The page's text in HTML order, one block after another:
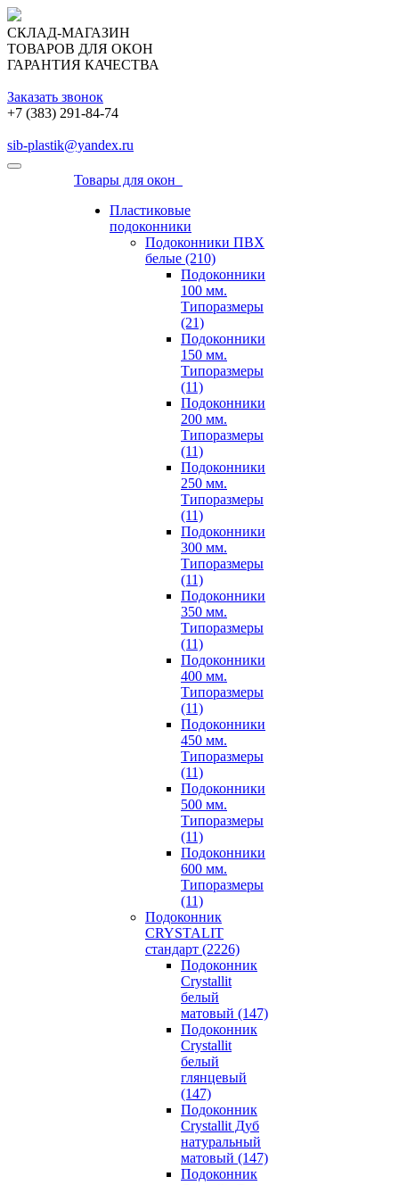
СКЛАД-МАГАЗИН
ТОВАРОВ ДЛЯ ОКОН
ГАРАНТИЯ КАЧЕСТВА
Заказать звонок
+7 (383) 291-84-74
sib-plastik@yandex.ru
Товары для окон
Пластиковые
подоконники
Подоконники ПВХ
белые (210)
Подоконники
100 мм.
Типоразмеры
(21)
Подоконники
150 мм.
Типоразмеры
(11)
Подоконники
200 мм.
Типоразмеры
(11)
Подоконники
250 мм.
Типоразмеры
(11)
Подоконники
300 мм.
Типоразмеры
(11)
Подоконники
350 мм.
Типоразмеры
(11)
Подоконники
400 мм.
Типоразмеры
(11)
Подоконники
450 мм.
Типоразмеры
(11)
Подоконники
500 мм.
Типоразмеры
(11)
Подоконники
600 мм.
Типоразмеры
(11)
Подоконник
CRYSTALIT
стандарт (2226)
Подоконник
Crystallit
белый
матовый (147)
Подоконник
Crystallit
белый
глянцевый
(147)
Подоконник
Crystallit Дуб
натуральный
матовый (147)
Подоконник